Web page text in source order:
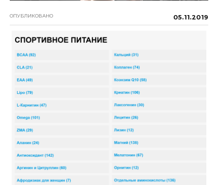
ОПУБЛИКОВАНО 05.11.2019